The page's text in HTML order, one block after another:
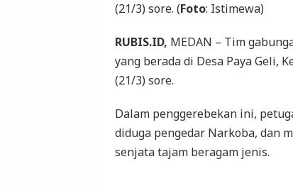
(21/3) sore. (Foto: Istimewa)
RUBIS.ID, MEDAN – Tim
yang berada di Desa Paya Geli,
(21/3) sore.
Dalam penggerebekan ini,
diduga pengedar Narkoba, dan
senjata tajam beragam jenis.